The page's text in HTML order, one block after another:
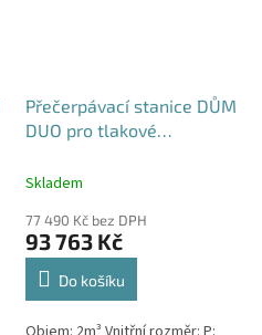
Přečerpávací stanice DŮM
DUO pro tlakové
nádrž 2m3
Skladem
77 490 Kč bez DPH
93 763 Kč
Do košíku